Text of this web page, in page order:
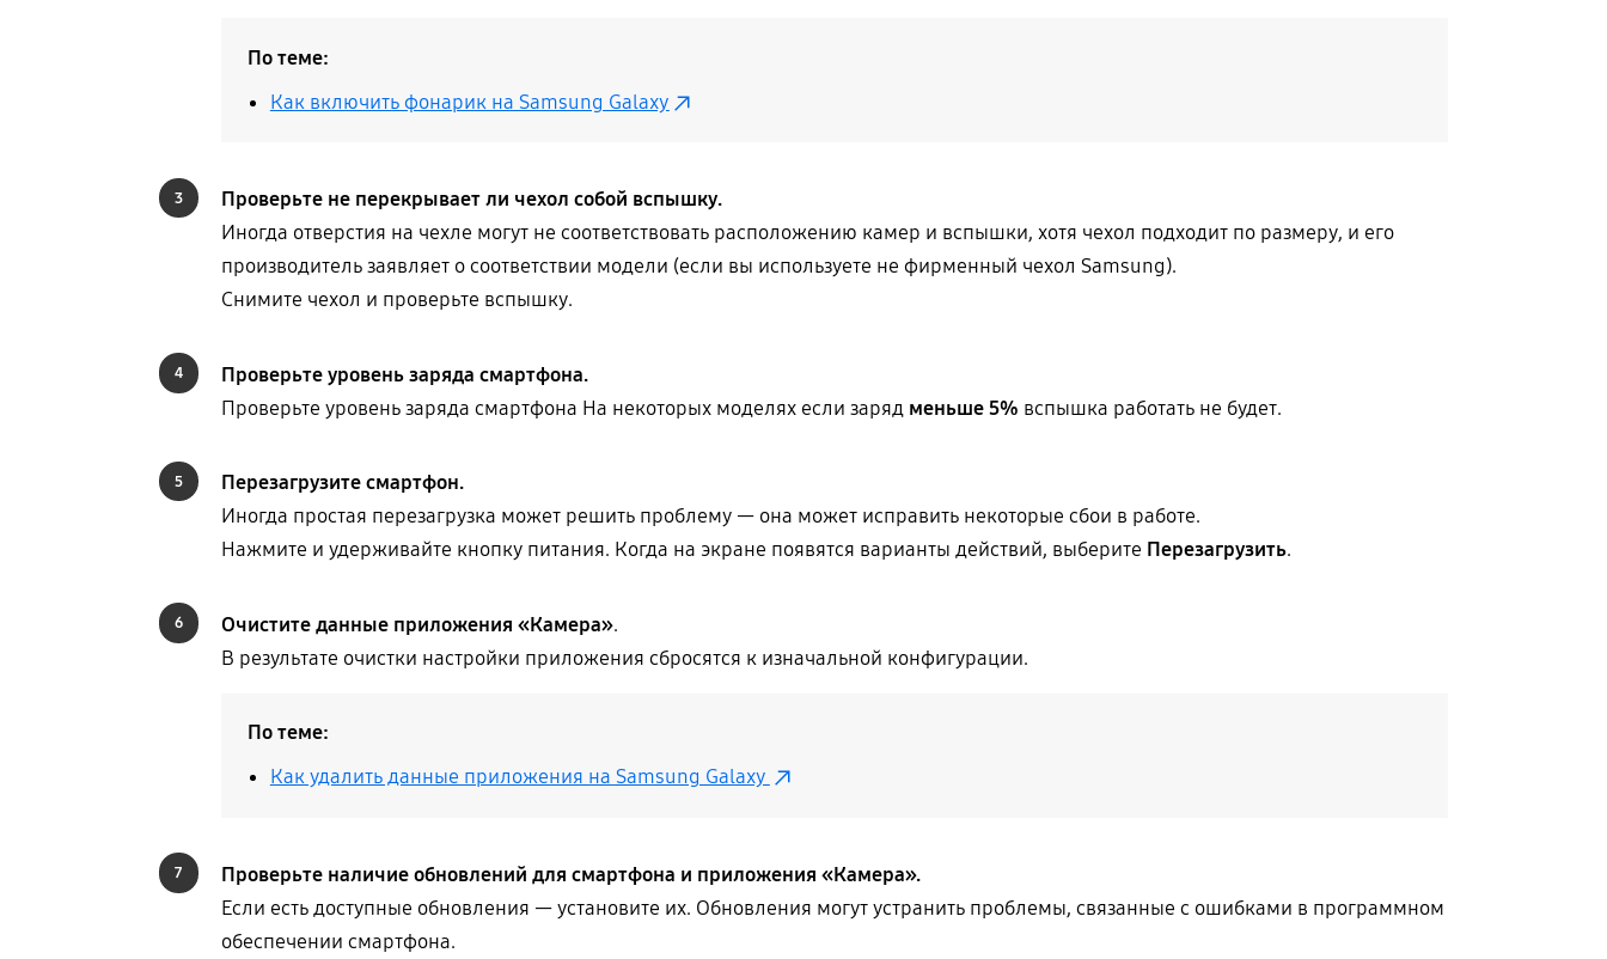
По теме:
Как включить фонарик на Samsung Galaxy
3
Проверьте не перекрывает ли чехол собой вспышку.
Иногда отверстия на чехле могут не соответствовать расположению камер и вспышки, хотя чехол подходит по размеру, и его
производитель заявляет о соответствии модели (если вы используете не фирменный чехол Samsung).
Снимите чехол и проверьте вспышку.
4
Проверьте уровень заряда смартфона.
Проверьте уровень заряда смартфона На некоторых моделях если заряд меньше 5% вспышка работать не будет.
5
Перезагрузите смартфон.
Иногда простая перезагрузка может решить проблему — она может исправить некоторые сбои в работе.
Нажмите и удерживайте кнопку питания. Когда на экране появятся варианты действий, выберите Перезагрузить.
6 Очистите данные приложения «Камера».
В результате очистки настройки приложения сбросятся к изначальной конфигурации.
По теме:
Как удалить данные приложения на Samsung Galaxy
7
Проверьте наличие обновлений для смартфона и приложения «Камера».
Если есть доступные обновления — установите их. Обновления могут устранить проблемы, связанные с ошибками в программном
обеспечении смартфона.